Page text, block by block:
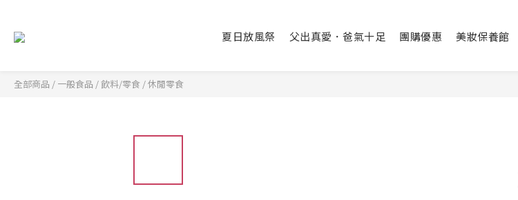
夏日放風祭 父出真愛．爸氣十足 團購優惠 美妝保養館
全部商品 / 一般食品 /飲料/零食 /休閒零食